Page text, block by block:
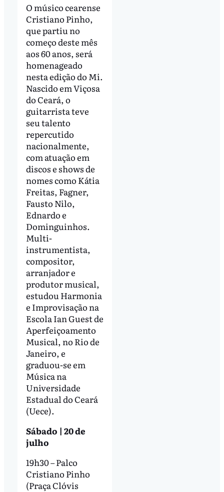
O músico cearense
Cristiano Pinho,
que partiu no
começo deste mês
aos 60 anos, será
homenageado
nesta edição do Mi.
Nascido em Viçosa
do Ceará, o
guitarrista teve
seu talento
repercutido
nacionalmente,
com atuação em
discos e shows de
nomes como Kátia
Freitas, Fagner,
Fausto Nilo,
Ednardo e
Dominguinhos.
Multi-
instrumentista,
compositor,
arranjador e
produtor musical,
estudou Harmonia
e Improvisação na
Escola Ian Guest de
Aperfeiçoamento
Musical, no Rio de
Janeiro, e
graduou-se em
Música na
Universidade
Estadual do Ceará
(Uece).
Sábado | 20 de
julho
19h30 – Palco
Cristiano Pinho
(Praça Clóvis